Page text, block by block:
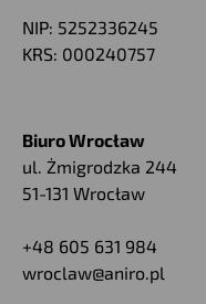
NIP: 5252336245
KRS: 000240757
Biuro Wrocław
ul. Żmigrodzka 244
51-131 Wrocław
+48 605 631 984
wroclaw@aniro.pl